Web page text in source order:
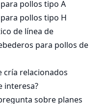
Pollitos
Whatsapp